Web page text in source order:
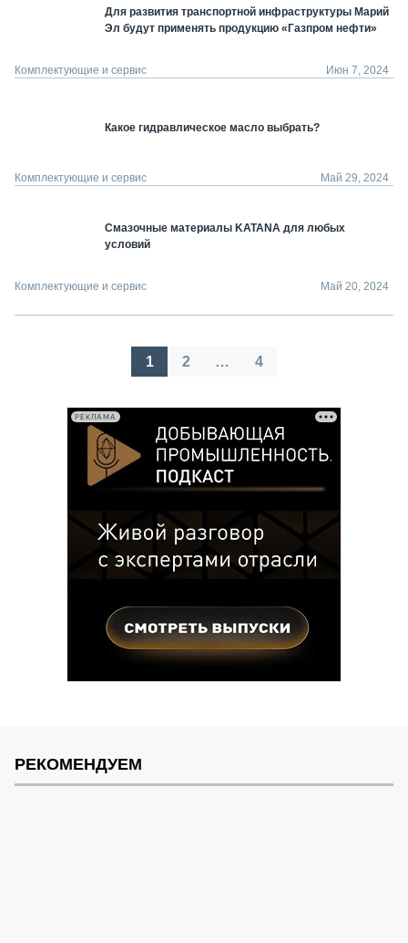
Для развития транспортной инфраструктуры Марий
Эл будут применять продукцию «Газпром нефти»
Комплектующие и сервис Июн 7, 2024
Какое гидравлическое масло выбрать?
Комплектующие и сервис Май 29, 2024
Смазочные материалы KATANA для любых
условий
Комплектующие и сервис Май 20, 2024
Пагинация
1 2 … 4
РЕКЛАМА
РЕКОМЕНДУЕМ